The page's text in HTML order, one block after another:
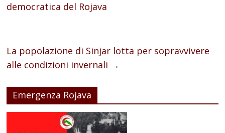
democratica del Rojava
La popolazione di Sinjar lotta per sopravvivere
alle condizioni invernali →
Emergenza Rojava